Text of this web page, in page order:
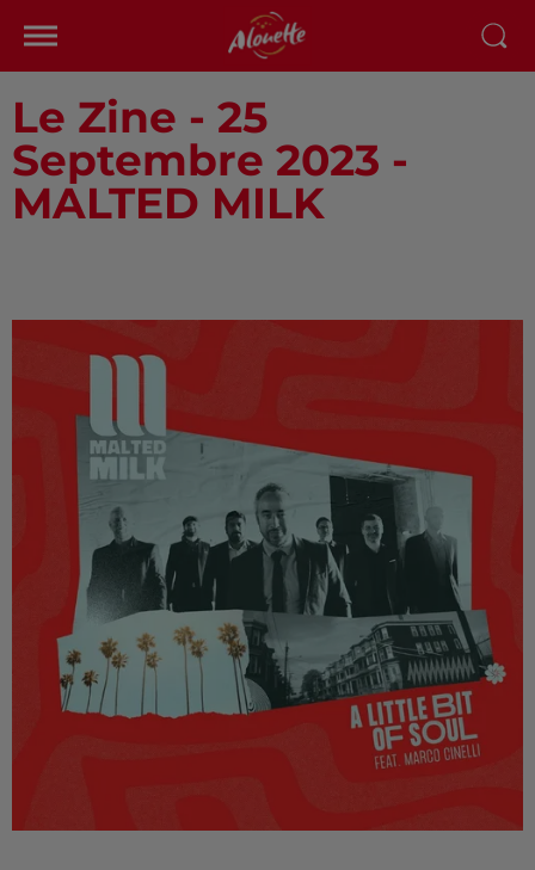
Le Zine - 25
Septembre 2023 -
MALTED MILK